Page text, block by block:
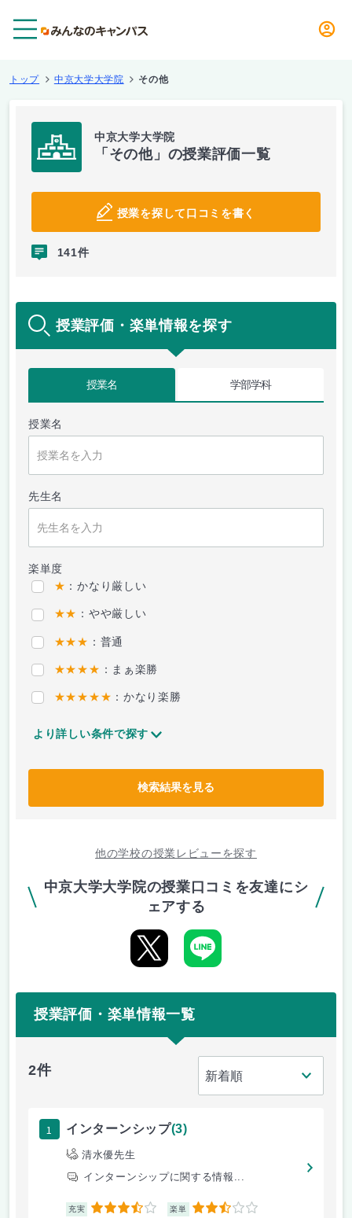
トップ 中京大学大学院 その他
中京大学大学院
「その他」の授業評価一覧
授業を探して口コミを書く
141件
授業評価・楽単情報を探す
授業名 学部学科
授業名
先生名
楽単度
★ ：かなり厳しい
★★ ：やや厳しい
★★★ ：普通
★★★★ ：まぁ楽勝
★★★★★ ：かなり楽勝
より詳しい条件で探す
検索結果を見る
他の学校の授業レビューを探す
中京大学大学院の授業口コミを友達にシ
ェアする
授業評価・楽単情報一覧
2件
1 インターンシップ(3)
清水優先生
インターンシップに関する情報...
充実 3.5 楽単 2.5